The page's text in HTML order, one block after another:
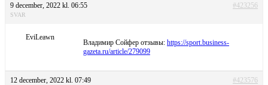
9 december, 2022 kl. 06:55 #423256
SVAR
EviLeawn
Владимир Сойфер отзывы: https://sport.business-
gazeta.ru/article/279099
12 december, 2022 kl. 07:49 #423576